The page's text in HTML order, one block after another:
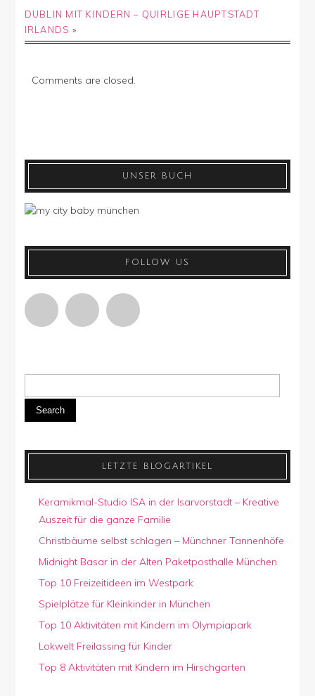
DUBLIN MIT KINDERN – QUIRLIGE HAUPTSTADT
IRLANDS »
Comments are closed.
UNSER BUCH
FOLLOW US
Search
LETZTE BLOGARTIKEL
Keramikmal-Studio ISA in der Isarvorstadt – Kreative
Auszeit für die ganze Familie
Christbäume selbst schlagen – Münchner Tannenhöfe
Midnight Basar in der Alten Paketposthalle München
Top 10 Freizeitideen im Westpark
Spielplätze für Kleinkinder in München
Top 10 Aktivitäten mit Kindern im Olympiapark
Lokwelt Freilassing für Kinder
Top 8 Aktivitäten mit Kindern im Hirschgarten